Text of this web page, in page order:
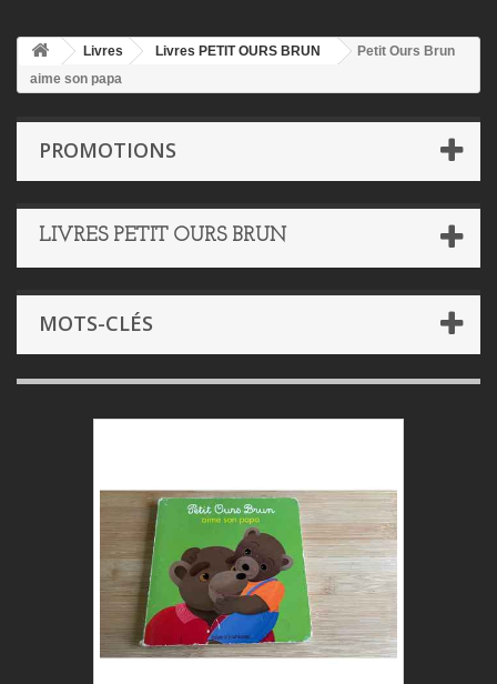
Livres Livres PETIT OURS BRUN
Petit Ours Brun
aime son papa
PROMOTIONS
LIVRES PETIT OURS BRUN
MOTS-CLÉS